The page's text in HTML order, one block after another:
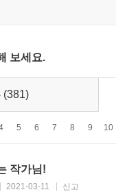
보세요.
(381)
5 6 7 8 9 10
작가님!
2021-03-11 신고